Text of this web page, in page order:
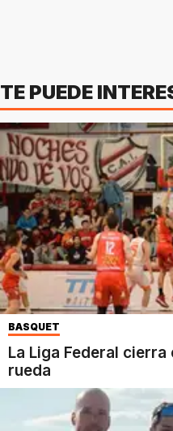
TE PUEDE
BASQUET
La Liga Federal
rueda